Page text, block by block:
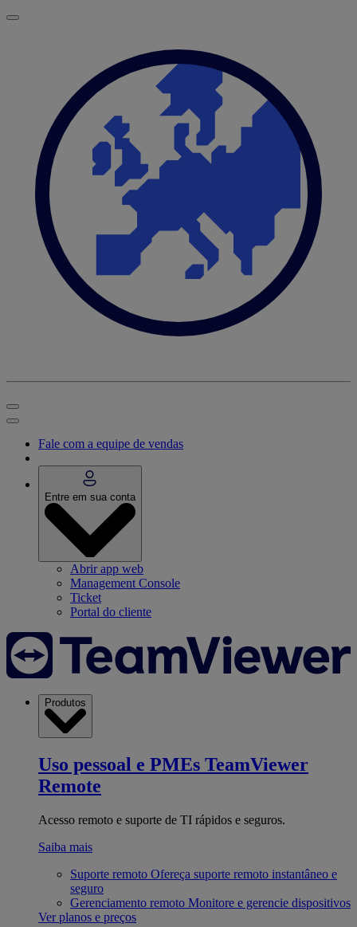
Fale com a equipe de vendas
Entre em sua conta
Abrir app web
Management Console
Ticket
Portal do cliente
Produtos
Uso pessoal e PMEs TeamViewer
Remote
Acesso remoto e suporte de TI rápidos e seguros.
Saiba mais
Suporte remoto Ofereça suporte remoto instantâneo e
seguro
Gerenciamento remoto Monitore e gerencie dispositivos
Ver planos e preços